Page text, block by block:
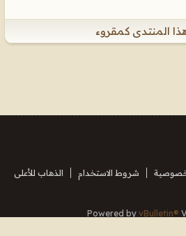
المنتدى كمقروء
شروط الاستخدام الذهاب للأعلى
Powered by vBulletin®